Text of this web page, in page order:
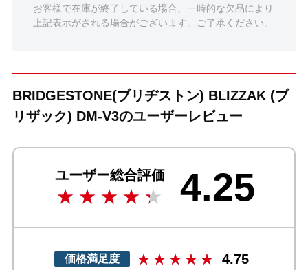
お客様で在庫が終了している場合、一時的な欠品により
上記表示がされる場合がございます。ご了承ください。
BRIDGESTONE(ブリヂストン) BLIZZAK (ブ
リザック) DM-V3のユーザーレビュー
ユーザー総合評価 4.25
価格満足度 4.75